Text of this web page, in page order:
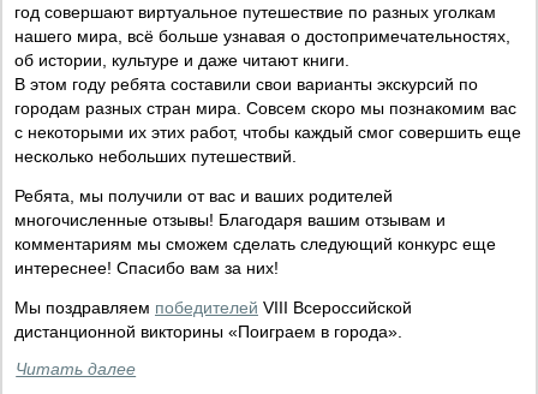
год совершают виртуальное путешествие по разных уголкам
нашего мира, всё больше узнавая о достопримечательностях,
об истории, культуре и даже читают книги.
В этом году ребята составили свои варианты экскурсий по
городам разных стран мира. Совсем скоро мы познакомим вас
с некоторыми их этих работ, чтобы каждый смог совершить еще
несколько небольших путешествий.
Ребята, мы получили от вас и ваших родителей
многочисленные отзывы! Благодаря вашим отзывам и
комментариям мы сможем сделать следующий конкурс еще
интереснее! Спасибо вам за них!
Мы поздравляем победителей VIII Всероссийской
дистанционной викторины «Поиграем в города».
Читать далее